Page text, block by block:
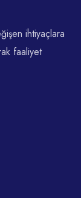
ihtiyaçlara
faaliyet